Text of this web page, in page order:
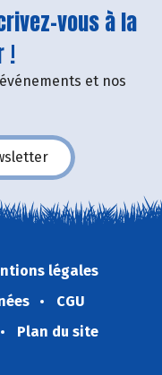
vous à la
!
et nos
légales
CGU
Plan du site